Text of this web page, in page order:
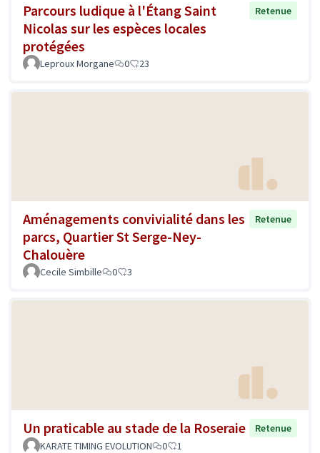
Parcours ludique à l'Étang Saint
Nicolas sur les espèces locales
protégées
Retenue
Leproux Morgane 0 23
Aménagements convivialité dans les
parcs, Quartier St Serge-Ney-
Chalouère
Retenue
Cecile Simbille 0 3
Un praticable au stade de la Roseraie
Retenue
KARATE TIMING EVOLUTION
0 1